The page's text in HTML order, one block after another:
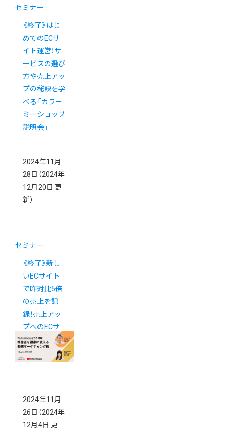
セミナー
《終了》はじ
めてのECサ
イト運営！サ
ービスの選び
方や売上アッ
プの秘訣を学
べる「カラー
ミーショップ
説明会」
2024年11月
28日 （2024年
12月20日 更
新）
セミナー
《終了》新し
いECサイト
で昨対比5倍
の売上を記
録！売上アッ
プへのECサ
イト構築セミ
ナー
2024年11月
26日 （2024年
12月4日 更